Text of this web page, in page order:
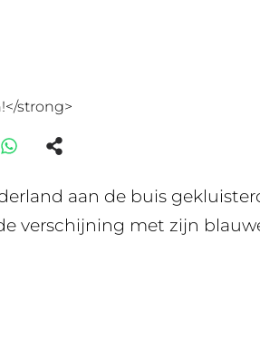
strong>
aan de buis
verschijning met zijn